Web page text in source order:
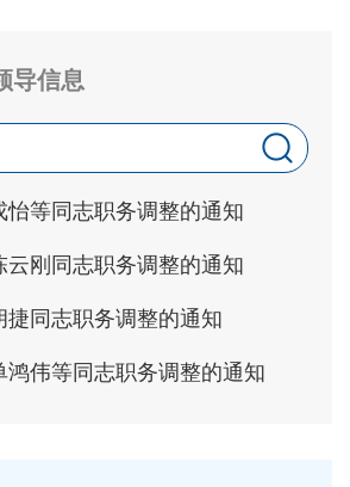
导信息
怡等同志职务调整的通知
云刚同志职务调整的通知
捷同志职务调整的通知
鸿伟等同志职务调整的通知